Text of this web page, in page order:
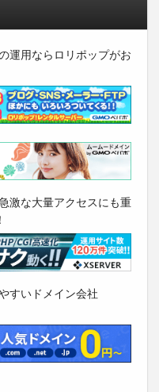
運用ならロリポップがお
激な大量アクセスにも重
すいドメイン会社